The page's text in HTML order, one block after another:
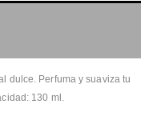
dulce. Perfuma y suaviza tu
130 ml.